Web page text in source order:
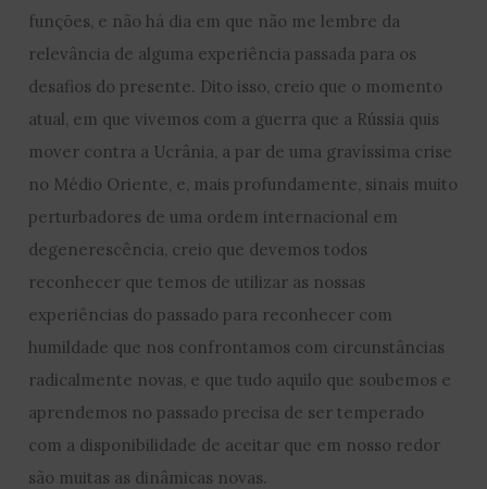
funções, e não há dia em que não me lembre da
relevância de alguma experiência passada para os
desafios do presente. Dito isso, creio que o momento
atual, em que vivemos com a guerra que a Rússia quis
mover contra a Ucrânia, a par de uma gravíssima crise
no Médio Oriente, e, mais profundamente, sinais muito
perturbadores de uma ordem internacional em
degenerescência, creio que devemos todos
reconhecer que temos de utilizar as nossas
experiências do passado para reconhecer com
humildade que nos confrontamos com circunstâncias
radicalmente novas, e que tudo aquilo que soubemos e
aprendemos no passado precisa de ser temperado
com a disponibilidade de aceitar que em nosso redor
são muitas as dinâmicas novas.